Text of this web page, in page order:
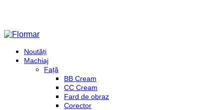
Noutăți
Machiaj
Față
BB Cream
CC Cream
Fard de obraz
Corector